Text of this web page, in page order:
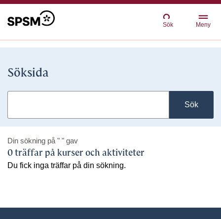
Sök Meny
Söksida
Sök
Din sökning på " " gav
0 träffar på kurser och aktiviteter
Du fick inga träffar på din sökning.